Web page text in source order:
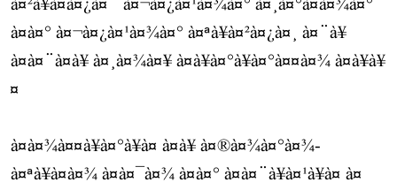
à¤²à¥à¤à¤¿à¤¨ à¤¬à¤¿à¤¹à¤¾à¤° à¤¸à¤°à¤à¤¾à¤°
à¤à¤° à¤¬à¤¿à¤¹à¤¾à¤° à¤ªà¥à¤²à¤¿à¤¸ à¤¨à¥
à¤à¤¨à¤à¥ à¤¸à¤¾à¤¥ à¤à¥à¤°à¥à¤°à¤¤à¤¾ à¤à¥à¥
¤
à¤à¤¾à¤¤à¥à¤°à¥à¤ à¤à¥ à¤®à¤¾à¤°à¤¾-
à¤ªà¥à¤à¤¾ à¤à¤¯à¤¾ à¤à¤° à¤à¤¨à¥à¤¹à¥à¤ à¤